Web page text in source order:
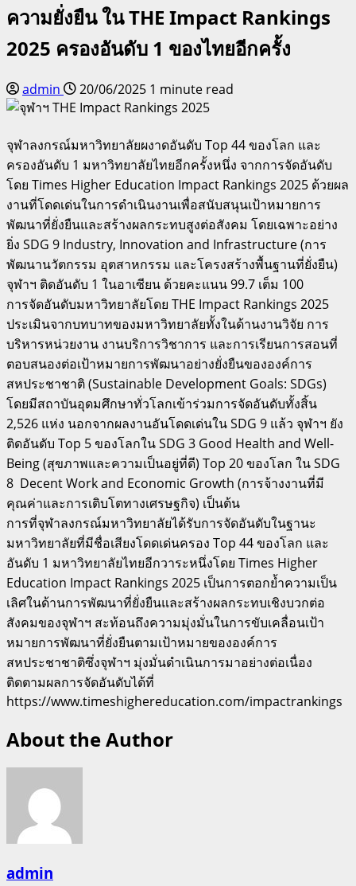
ความยั่งยืน ใน THE Impact Rankings
2025 ครองอันดับ 1 ของไทยอีกครั้ง
admin 20/06/2025 1 minute read
จุฬาลงกรณ์มหาวิทยาลัยผงาดอันดับ Top 44 ของโลก และ
ครองอันดับ 1 มหาวิทยาลัยไทยอีกครั้งหนึ่ง จากการจัดอันดับ
โดย Times Higher Education Impact Rankings 2025 ด้วยผล
งานที่โดดเด่นในการดำเนินงานเพื่อสนับสนุนเป้าหมายการ
พัฒนาที่ยั่งยืนและสร้างผลกระทบสูงต่อสังคม โดยเฉพาะอย่าง
ยิ่ง SDG 9 Industry, Innovation and Infrastructure (การ
พัฒนานวัตกรรม อุตสาหกรรม และโครงสร้างพื้นฐานที่ยั่งยืน)
จุฬาฯ ติดอันดับ 1 ในอาเซียน ด้วยคะแนน 99.7 เต็ม 100
การจัดอันดับมหาวิทยาลัยโดย THE Impact Rankings 2025
ประเมินจากบทบาทของมหาวิทยาลัยทั้งในด้านงานวิจัย การ
บริหารหน่วยงาน งานบริการวิชาการ และการเรียนการสอนที่
ตอบสนองต่อเป้าหมายการพัฒนาอย่างยั่งยืนขององค์การ
สหประชาชาติ (Sustainable Development Goals: SDGs)
โดยมีสถาบันอุดมศึกษาทั่วโลกเข้าร่วมการจัดอันดับทั้งสิ้น
2,526 แห่ง นอกจากผลงานอันโดดเด่นใน SDG 9 แล้ว จุฬาฯ ยัง
ติดอันดับ Top 5 ของโลกใน SDG 3 Good Health and Well-
Being (สุขภาพและความเป็นอยู่ที่ดี) Top 20 ของโลก ใน SDG
8 Decent Work and Economic Growth (การจ้างงานที่มี
คุณค่าและการเติบโตทางเศรษฐกิจ) เป็นต้น
การที่จุฬาลงกรณ์มหาวิทยาลัยได้รับการจัดอันดับในฐานะ
มหาวิทยาลัยที่มีชื่อเสียงโดดเด่นครอง Top 44 ของโลก และ
อันดับ 1 มหาวิทยาลัยไทยอีกวาระหนึ่งโดย Times Higher
Education Impact Rankings 2025 เป็นการตอกย้ำความเป็น
เลิศในด้านการพัฒนาที่ยั่งยืนและสร้างผลกระทบเชิงบวกต่อ
สังคมของจุฬาฯ สะท้อนถึงความมุ่งมั่นในการขับเคลื่อนเป้า
หมายการพัฒนาที่ยั่งยืนตามเป้าหมายขององค์การ
สหประชาชาติซึ่งจุฬาฯ มุ่งมั่นดำเนินการมาอย่างต่อเนื่อง
ติดตามผลการจัดอันดับได้ที่
https://www.timeshighereducation.com/impactrankings
About the Author
admin